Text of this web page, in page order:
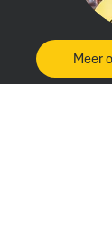
Meer